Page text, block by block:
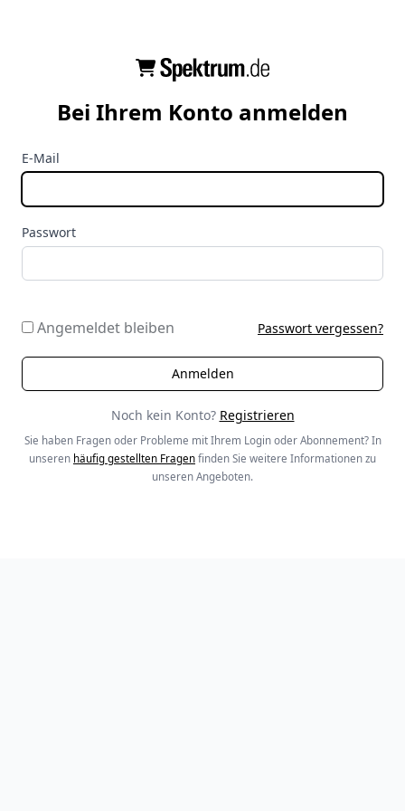
Bei Ihrem Konto anmelden
E-Mail
Passwort
Angemeldet bleiben Passwort vergessen?
Noch kein Konto? Registrieren
Sie haben Fragen oder Probleme mit Ihrem Login oder Abonnement? In
unseren häufig gestellten Fragen finden Sie weitere Informationen zu
unseren Angeboten.